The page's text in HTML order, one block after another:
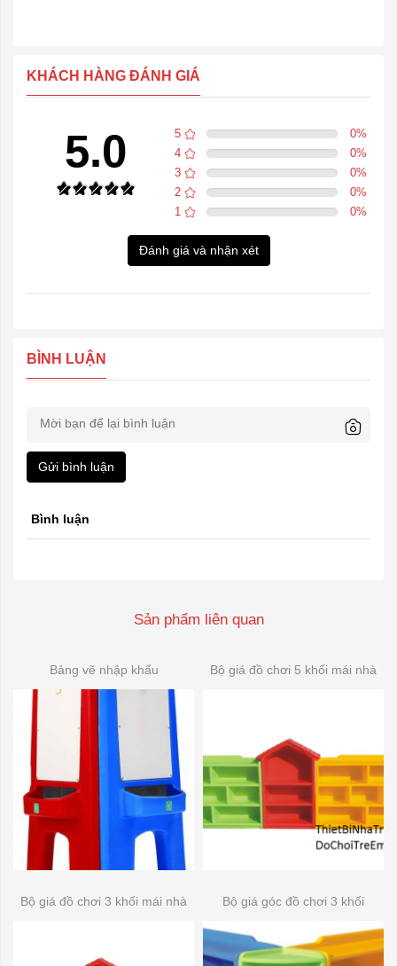
KHÁCH HÀNG ĐÁNH GIÁ
5.0 5 0%
4
0%
3
0%
2
0%
1
0%
Đánh giá và nhận xét
BÌNH LUẬN
Gửi bình luận
Bình luận
Sản phẩm liên quan
Bảng vẽ nhập khẩu Bộ giá đồ chơi 5 khối mái nhà
Bộ giá đồ chơi 3 khối mái nhà Bộ giá góc đồ chơi 3 khối